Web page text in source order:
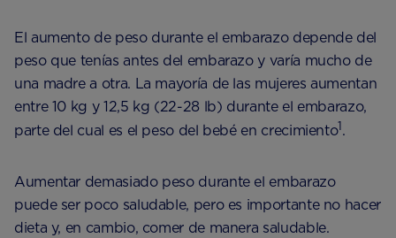
El aumento de peso durante el embarazo depende del
peso que tenías antes del embarazo y varía mucho de
una madre a otra. La mayoría de las mujeres aumentan
entre 10 kg y 12,5 kg (22-28 lb) durante el embarazo,
parte del cual es el peso del bebé en crecimiento1.
Aumentar demasiado peso durante el embarazo
puede ser poco saludable, pero es importante no hacer
dieta y, en cambio, comer de manera saludable.